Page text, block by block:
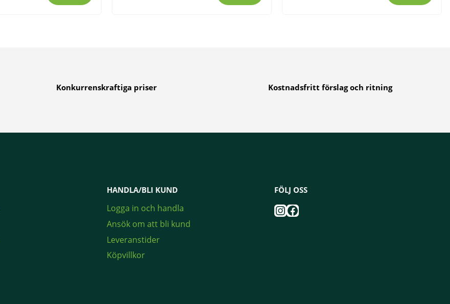
Konkurrenskraftiga priser Kostnadsfritt förslag och ritning
HANDLA/BLI KUND
Logga in och handla
Ansök om att bli kund
Leveranstider
Köpvillkor
FÖLJ OSS
Instagram
Facebook